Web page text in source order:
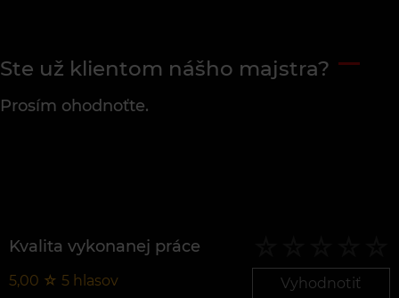
Ste už klientom nášho majstra?
Prosím ohodnoťte.
Kvalita vykonanej práce
5,00 ☆ 5 hlasov Vyhodnotiť